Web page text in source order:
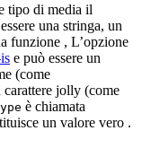
tipo di media il
una stringa, un
funzione , L’opzione
e può essere un
(come
jolly (come
è chiamata
un valore vero .